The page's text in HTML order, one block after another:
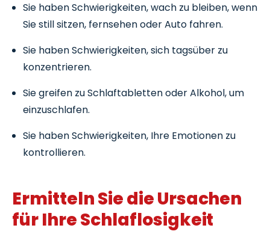
Sie haben Schwierigkeiten, wach zu bleiben, wenn
Sie still sitzen, fernsehen oder Auto fahren.
Sie haben Schwierigkeiten, sich tagsüber zu
konzentrieren.
Sie greifen zu Schlaftabletten oder Alkohol, um
einzuschlafen.
Sie haben Schwierigkeiten, Ihre Emotionen zu
kontrollieren.
Ermitteln Sie die Ursachen
für Ihre Schlaflosigkeit